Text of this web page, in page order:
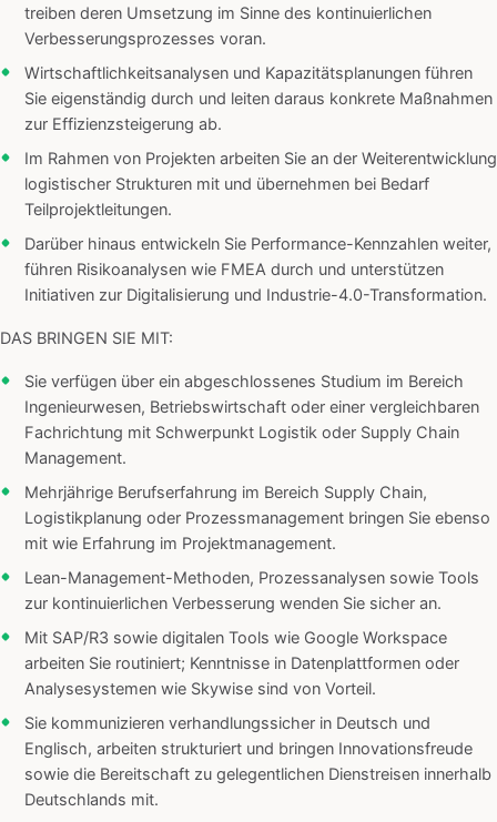
treiben deren Umsetzung im Sinne des kontinuierlichen
Verbesserungsprozesses voran.
Wirtschaftlichkeitsanalysen und Kapazitätsplanungen führen
Sie eigenständig durch und leiten daraus konkrete Maßnahmen
zur Effizienzsteigerung ab.
Im Rahmen von Projekten arbeiten Sie an der Weiterentwicklung
logistischer Strukturen mit und übernehmen bei Bedarf
Teilprojektleitungen.
Darüber hinaus entwickeln Sie Performance-Kennzahlen weiter,
führen Risikoanalysen wie FMEA durch und unterstützen
Initiativen zur Digitalisierung und Industrie-4.0-Transformation.
DAS BRINGEN SIE MIT:
Sie verfügen über ein abgeschlossenes Studium im Bereich
Ingenieurwesen, Betriebswirtschaft oder einer vergleichbaren
Fachrichtung mit Schwerpunkt Logistik oder Supply Chain
Management.
Mehrjährige Berufserfahrung im Bereich Supply Chain,
Logistikplanung oder Prozessmanagement bringen Sie ebenso
mit wie Erfahrung im Projektmanagement.
Lean-Management-Methoden, Prozessanalysen sowie Tools
zur kontinuierlichen Verbesserung wenden Sie sicher an.
Mit SAP/R3 sowie digitalen Tools wie Google Workspace
arbeiten Sie routiniert; Kenntnisse in Datenplattformen oder
Analysesystemen wie Skywise sind von Vorteil.
Sie kommunizieren verhandlungssicher in Deutsch und
Englisch, arbeiten strukturiert und bringen Innovationsfreude
sowie die Bereitschaft zu gelegentlichen Dienstreisen innerhalb
Deutschlands mit.